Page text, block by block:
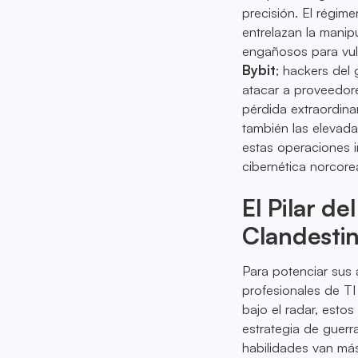
precisión. El
entrelazan la
engañosos para
Bybit; hackers del
atacar a
pérdida
también las
estas operaciones
cibernética
El Pilar
Para potenciar
profesionales de
bajo el radar,
estrategia de
habilidades van